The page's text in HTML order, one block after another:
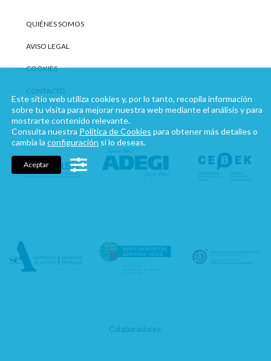
QUIÉNES SOMOS
AVISO LEGAL
COOKIES
CONTACTO
Colaboradores:
Este sitio web utiliza cookies y, por lo tanto, recopila información
sobre tu visita para mejorar nuestra web mediante el análisis y para
mostrarte contenido relevante.
Consulta nuestra Política de Cookies para obtener más detalles o
cambia la configuración si lo deseas.
Aceptar